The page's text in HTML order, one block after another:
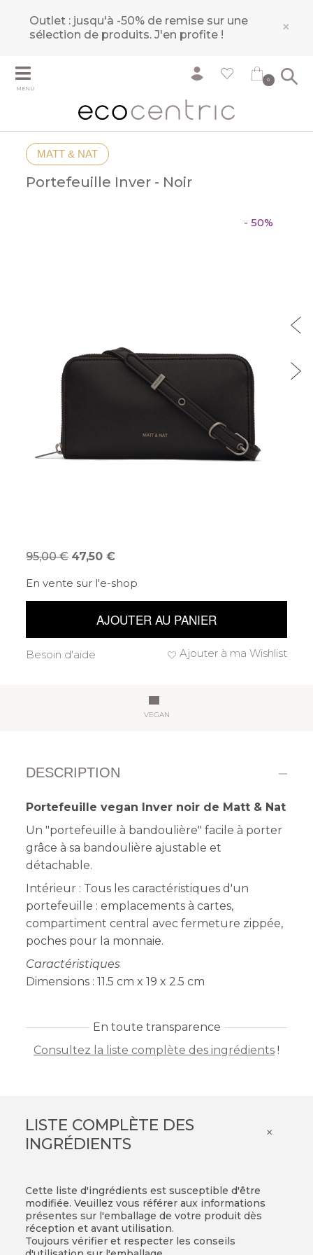
Outlet : jusqu'à -50% de remise sur une
sélection de produits.J'en profite ! ×
MENU
0
MATT & NAT
Portefeuille Inver - Noir
- 50%
95,00 47,50
En vente sur l'e-shop
AJOUTER AU PANIER
Ajouter à ma Wishlist
Besoin d'aide
VEGAN
DESCRIPTION
Portefeuille vegan Inver noir de Matt & Nat
Un "portefeuille à bandoulière" facile à porter
grâce à sa bandoulière ajustable et
détachable.
Intérieur : Tous les caractéristiques d'un
portefeuille : emplacements à cartes,
compartiment central avec fermeture zippée,
poches pour la monnaie.
Caractéristiques
Dimensions : 11.5 cm x 19 x 2.5 cm
En toute transparence
Consultez la liste complète des ingrédients !
LISTE COMPLÈTE DES
INGRÉDIENTS
×
Cette liste d'ingrédients est susceptible d'être
modifiée. Veuillez vous référer aux informations
présentes sur l'emballage de votre produit dès
réception et avant utilisation.
Toujours vérifier et respecter les conseils